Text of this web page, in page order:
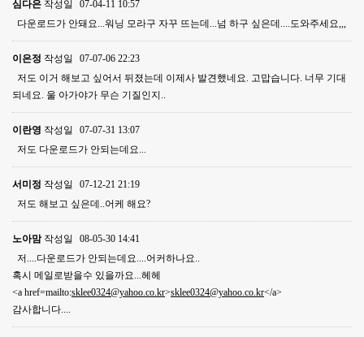
심다은 작성일
07-04-11 10:57
다운로드가 안돼요...워닝 모라구 자꾸 뜨는데...넘 하구 싶은데....도와주세요,,,
이은정 작성일
07-07-06 22:23
저도 이거 해보고 싶어서 뒤졌는데 이제사 발견했네요. 고맙습니다. 너무 기대
되네요. 울 아가야가 무슨 기질인지..
이란영 작성일
07-07-31 13:07
저도 다운로드가 안되는데요...
서미정 작성일
07-12-21 21:19
저도 해보고 싶은데..어케 해요?
노아맘 작성일
08-05-30 14:41
저....다운로드가 안되는데요....어커하나요..
혹시 메일로받을수 있을까요...헤헤
<a href=mailto:sklee0324@yahoo.co.kr>sklee0324@yahoo.co.kr</a>
감사합니다....